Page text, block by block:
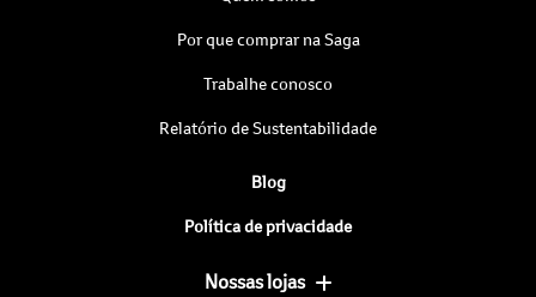
Por que comprar na Saga
Trabalhe conosco
Relatório de Sustentabilidade
Blog
Política de privacidade
Nossas lojas